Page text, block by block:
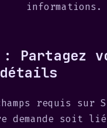
informations.
: Partagez
détails
requis sur
demande soit